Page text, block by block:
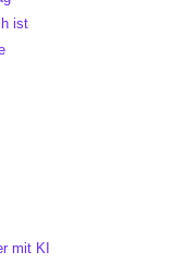
ist
mit KI